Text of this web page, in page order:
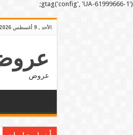
gtag('config', 'UA-61999666-1');
الأحد , 9 أغسطس 2026
عروض